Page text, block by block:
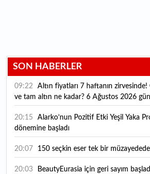
SON HABERLER
09:22
ve tam altın ne kadar? 6 Ağustos 2026
20:15
dönemine başladı
20:07 150 seçkin eser tek bir müzayedede
20:03 BeautyEurasia için geri sayım